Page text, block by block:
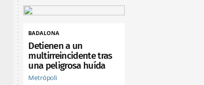
BADALONA
Detienen a un
multirreincidente tras
una peligrosa huída
Metrópoli